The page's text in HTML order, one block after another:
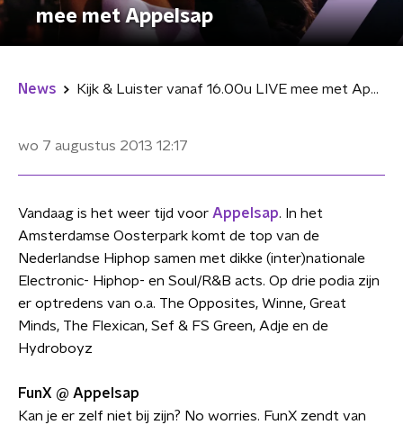
mee met Appelsap
News Kijk & Luister vanaf 16.00u LIVE mee met Appelsap
wo 7 augustus 2013 12:17
Vandaag is het weer tijd voor Appelsap. In het
Amsterdamse Oosterpark komt de top van de
Nederlandse Hiphop samen met dikke (inter)nationale
Electronic- Hiphop- en Soul/R&B acts. Op drie podia zijn
er optredens van o.a. The Opposites, Winne, Great
Minds, The Flexican, Sef & FS Green, Adje en de
Hydroboyz
FunX @ Appelsap
Kan je er zelf niet bij zijn? No worries. FunX zendt van